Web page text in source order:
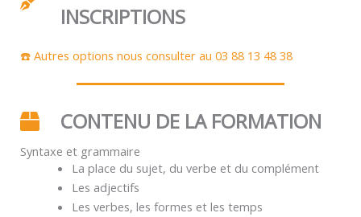
INSCRIPTIONS
☎️ Autres options nous consulter au 03 88 13 48 38
CONTENU DE LA FORMATION
Syntaxe et grammaire
La place du sujet, du verbe et du complément
Les adjectifs
Les verbes, les formes et les temps